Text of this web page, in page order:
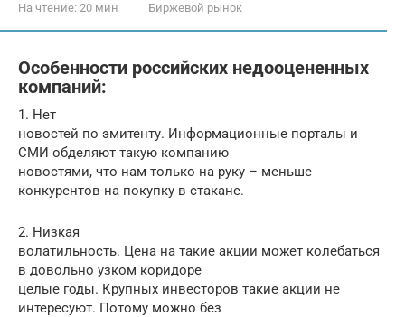
На чтение: 20 мин Биржевой рынок
Особенности российских недооцененных
компаний:
1. Нет
новостей по эмитенту. Информационные порталы и
СМИ обделяют такую компанию
новостями, что нам только на руку – меньше
конкурентов на покупку в стакане.
2. Низкая
волатильность. Цена на такие акции может колебаться
в довольно узком коридоре
целые годы. Крупных инвесторов такие акции не
интересуют. Потому можно без